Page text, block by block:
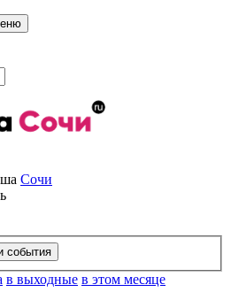
Сочи
в выходные в этом месяце